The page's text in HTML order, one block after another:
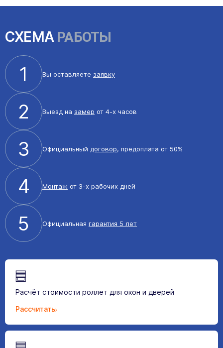
СХЕМАРАБОТЫ
1 Вы оставляете заявку
2 Выезд на замер от 4-х часов
3 Официальный договор, предоплата от 50%
4 Монтаж от 3-х рабочих дней
5 Официальная гарантия 5 лет
Расчёт стоимости роллет для окон и дверей
Рассчитать